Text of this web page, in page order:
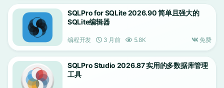
SQLPro for SQLite 2026.90 简单且强大的
SQLite编辑器
编程开发 3 月前 5.8K 免费
SQLPro Studio 2026.87 实用的多数据库管理
工具